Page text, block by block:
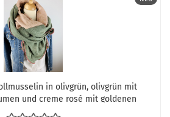
in olivgrün, olivgrün mit
und creme rosé mit goldenen
und Sternen